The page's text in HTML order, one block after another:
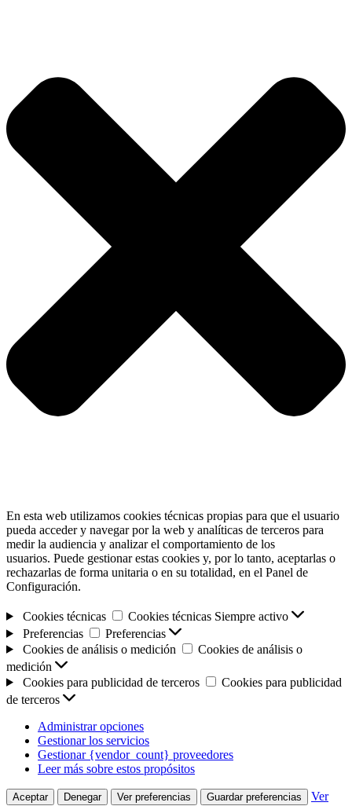
En esta web utilizamos cookies técnicas propias para que el usuario
pueda acceder y navegar por la web y analíticas de terceros para
medir la audiencia y analizar el comportamiento de los
usuarios. Puede gestionar estas cookies y, por lo tanto, aceptarlas o
rechazarlas de forma unitaria o en su totalidad, en el Panel de
Configuración.
Cookies técnicas Cookies técnicas Siempre activo
Preferencias
Preferencias
Cookies de análisis o medición
Cookies de análisis o
medición
Cookies para publicidad de terceros
Cookies para publicidad
de terceros
Administrar opciones
Gestionar los servicios
Gestionar {vendor_count} proveedores
Leer más sobre estos propósitos
Aceptar Denegar Ver preferencias Guardar preferencias
Ver